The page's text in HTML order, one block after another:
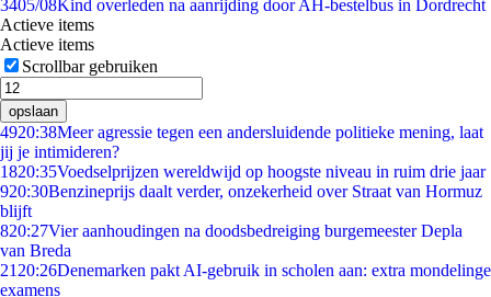
3405/08Kind overleden na aanrijding door AH-bestelbus in Dordrecht
Actieve items
Actieve items
Scrollbar gebruiken
opslaan
4920:38Meer agressie tegen een andersluidende politieke mening, laat
jij je intimideren?
1820:35Voedselprijzen wereldwijd op hoogste niveau in ruim drie jaar
920:30Benzineprijs daalt verder, onzekerheid over Straat van Hormuz
blijft
820:27Vier aanhoudingen na doodsbedreiging burgemeester Depla
van Breda
21 20:26Denemarken pakt AI-gebruik in scholen aan: extra mondelinge
examens